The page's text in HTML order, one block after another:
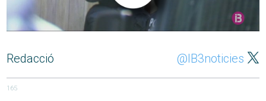
Redacció @IB3noticies
165